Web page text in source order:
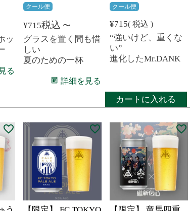
ッ
る
クール便
¥715税込 〜
グラスを置く間も惜
しい
夏のための一杯
詳細を見る
クール便
¥715 税込
“強いけど、重くな
い”
進化したMr.DANK
カートに入れる